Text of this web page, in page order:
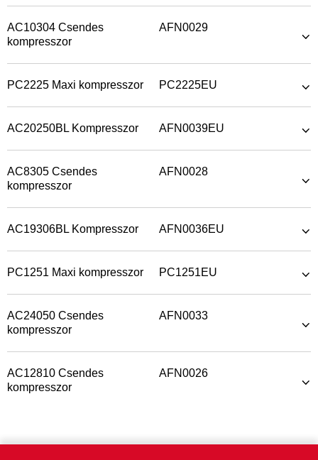
AC10304 Csendes
kompresszor
AFN0029
PC2225 Maxi kompresszor PC2225EU
AC20250BL Kompresszor AFN0039EU
AC8305 Csendes
kompresszor
AFN0028
AC19306BL Kompresszor AFN0036EU
PC1251 Maxi kompresszor PC1251EU
AC24050 Csendes
kompresszor
AFN0033
AC12810 Csendes
kompresszor
AFN0026